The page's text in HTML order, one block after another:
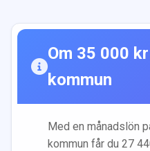
Om 35 000
kommun
Med en månadslön
kommun får du 27